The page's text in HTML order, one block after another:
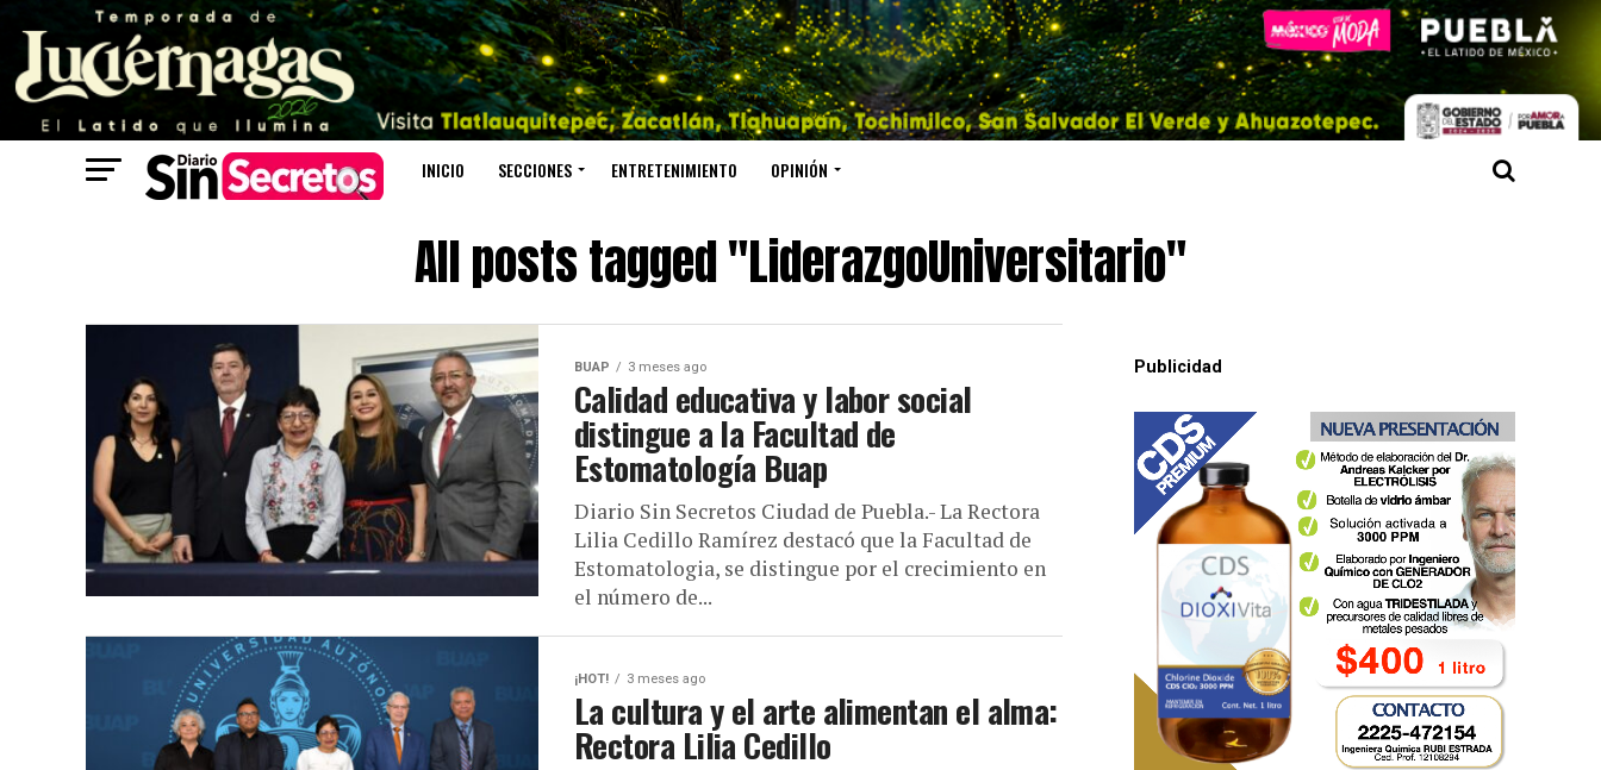
INICIO SECCIONES ENTRETENIMIENTO OPINIÓN
All posts tagged "LiderazgoUniversitario"
BUAP 3 meses ago
Calidad educativa y labor social
distingue a la Facultad de
Estomatología Buap
Diario Sin Secretos Ciudad de Puebla.- La Rectora
Lilia Cedillo Ramírez destacó que la Facultad de
Estomatologia, se distingue por el crecimiento en
el número de...
¡HOT! 3 meses ago
La cultura y el arte alimentan el alma:
Rectora Lilia Cedillo
Publicidad